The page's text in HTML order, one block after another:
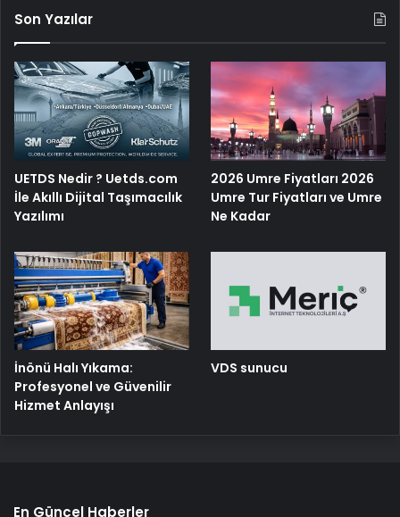
Son Yazılar
UETDS Nedir ? Uetds.com
İle Akıllı Dijital Taşımacılık
Yazılımı
2026 Umre Fiyatları 2026
Umre Tur Fiyatları ve Umre
Ne Kadar
İnönü Halı Yıkama:
Profesyonel ve Güvenilir
Hizmet Anlayışı
VDS sunucu
En Güncel Haberler